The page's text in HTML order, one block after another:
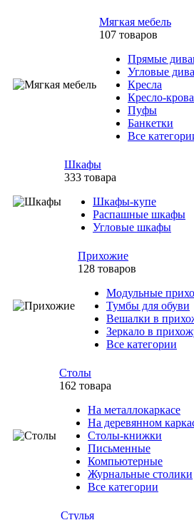
Мягкая мебель
107 товаров
Прямые
Угловые
Кресла
Кресло-
Пуфы
Банкетки
Все
Шкафы
333 товара
Шкафы-купе
Распашные шкафы
Угловые шкафы
Прихожие
128 товаров
Модульные
Тумбы для обуви
Вешалки в
Зеркало в
Все категории
Столы
162 товара
На металлокаркасе
На деревянном
Столы-книжки
Письменные
Компьютерные
Журнальные столики
Все категории
Стулья